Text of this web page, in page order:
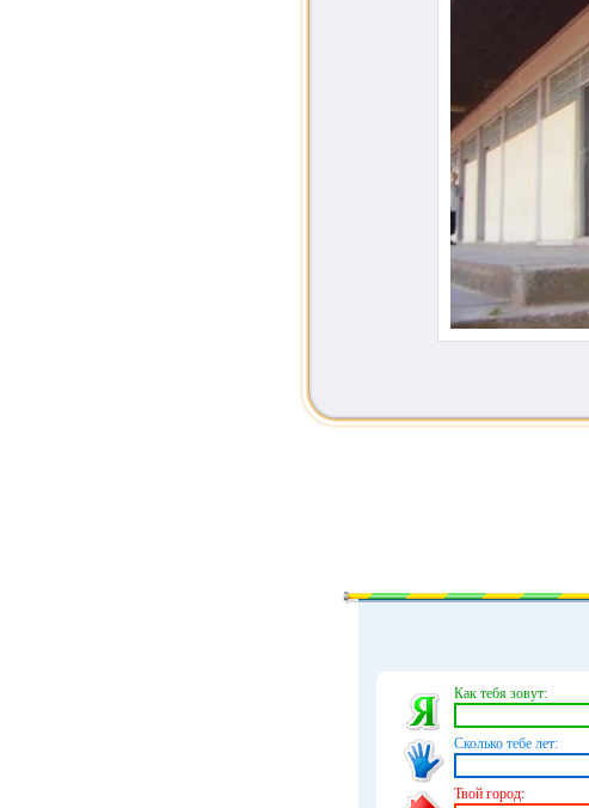
Как тебя зовут:
Сколько тебе лет:
Твой город: